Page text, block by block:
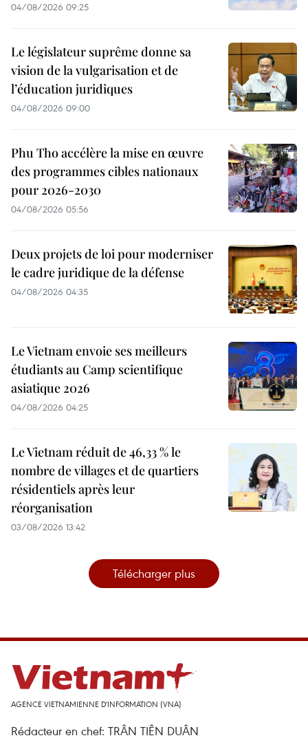
04/08/2026 09:25
Le législateur suprême donne sa
vision de la vulgarisation et de
l’éducation juridiques
04/08/2026 09:00
Phu Tho accélère la mise en œuvre
des programmes cibles nationaux
pour 2026-2030
04/08/2026 05:56
Deux projets de loi pour moderniser
le cadre juridique de la défense
04/08/2026 04:35
Le Vietnam envoie ses meilleurs
étudiants au Camp scientifique
asiatique 2026
04/08/2026 04:25
Le Vietnam réduit de 46,33 % le
nombre de villages et de quartiers
résidentiels après leur
réorganisation
03/08/2026 13:42
Télécharger plus
AGENCE VIETNAMIENNE D'INFORMATION (VNA)
Rédacteur en chef: TRÂN TIÊN DUÂN